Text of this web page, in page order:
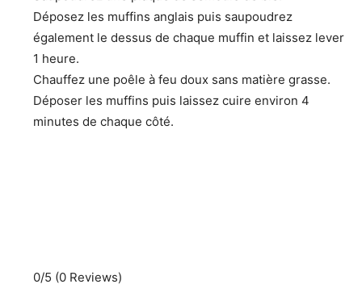
Déposez les muffins anglais puis saupoudrez
également le dessus de chaque muffin et laissez lever
1 heure.
Chauffez une poêle à feu doux sans matière grasse.
Déposer les muffins puis laissez cuire environ 4
minutes de chaque côté.
0/5 (0 Reviews)